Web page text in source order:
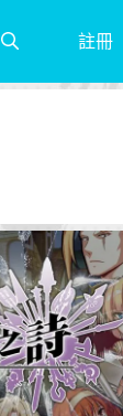
註冊